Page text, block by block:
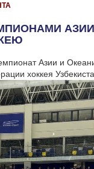
Азии и
хоккея